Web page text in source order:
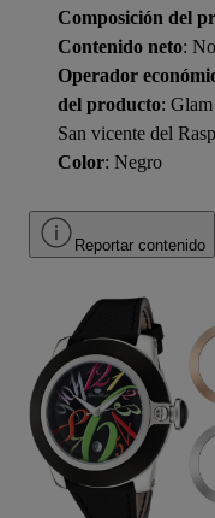
Composición del
Contenido neto:
Operador
del producto:
San vicente del
Color: Negro
Reportar contenido